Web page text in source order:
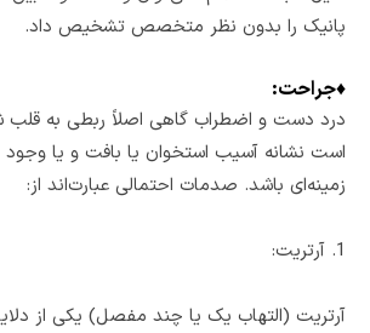
پانیک را بدون نظر متخصص تشخیص داد.
♦جراحت:
درد دست و اضطراب گاهی اصلاً ربطی به قلب
است نشانه آسیب استخوان یا بافت و یا
زمینه‌ای باشد. صدمات احتمالی عبارت‌اند از:
1. آرتریت:
آرتریت (التهاب یک یا چند مفصل) یکی از